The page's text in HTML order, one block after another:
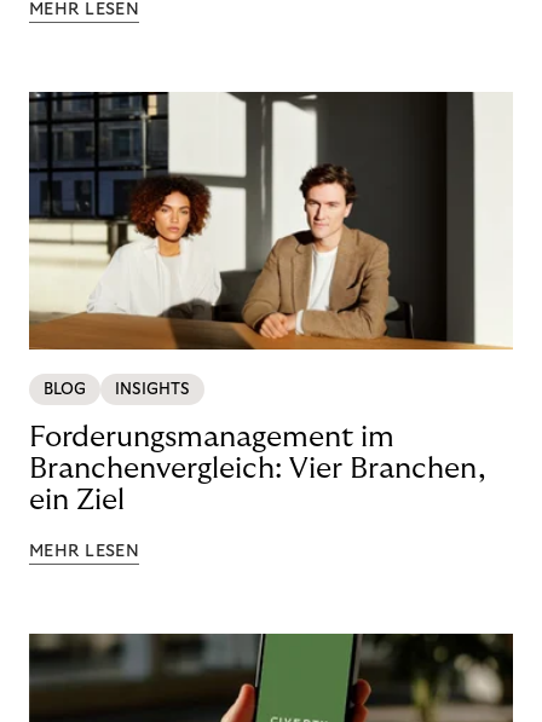
MEHR LESEN
BLOG INSIGHTS
Forderungsmanagement im
Branchenvergleich: Vier Branchen,
ein Ziel
MEHR LESEN